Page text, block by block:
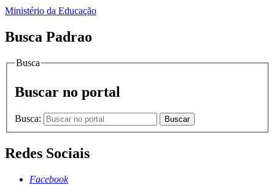
Ministério da Educação
Busca Padrao
Busca
Buscar no portal
Busca: Buscar
Redes Sociais
Facebook